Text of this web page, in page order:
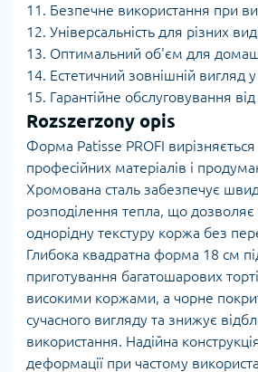
11. Безпечне використання при
12. Універсальність для різних
13. Оптимальний об'єм для
14. Естетичний зовнішній вигляд
15. Гарантійне обслуговування
Rozszerzony opis
Форма Patisse PROFI
професійних матеріалів і
Хромована сталь забезпечує
розподілення тепла, що дозволяє
однорідну текстуру коржа без
Глибока квадратна форма 18 см
приготування багатошарових
високими коржами, а чорне
сучасного вигляду та знижує
використання. Надійна
деформації при частому